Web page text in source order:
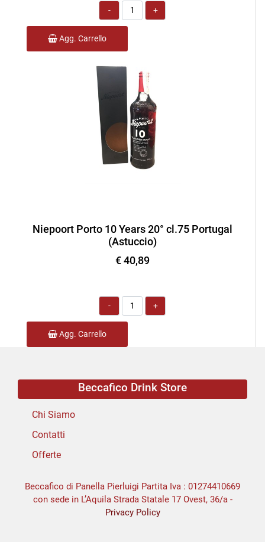
Quantità
Agg. Carrello
Niepoort Porto 10 Years 20° cl.75 Portugal
(Astuccio)
€ 40,89
Quantità
Agg. Carrello
Beccafico Drink Store
Chi Siamo
Contatti
Offerte
Beccafico di Panella Pierluigi Partita Iva : 01274410669
con sede in L’Aquila Strada Statale 17 Ovest, 36/a -
Privacy Policy